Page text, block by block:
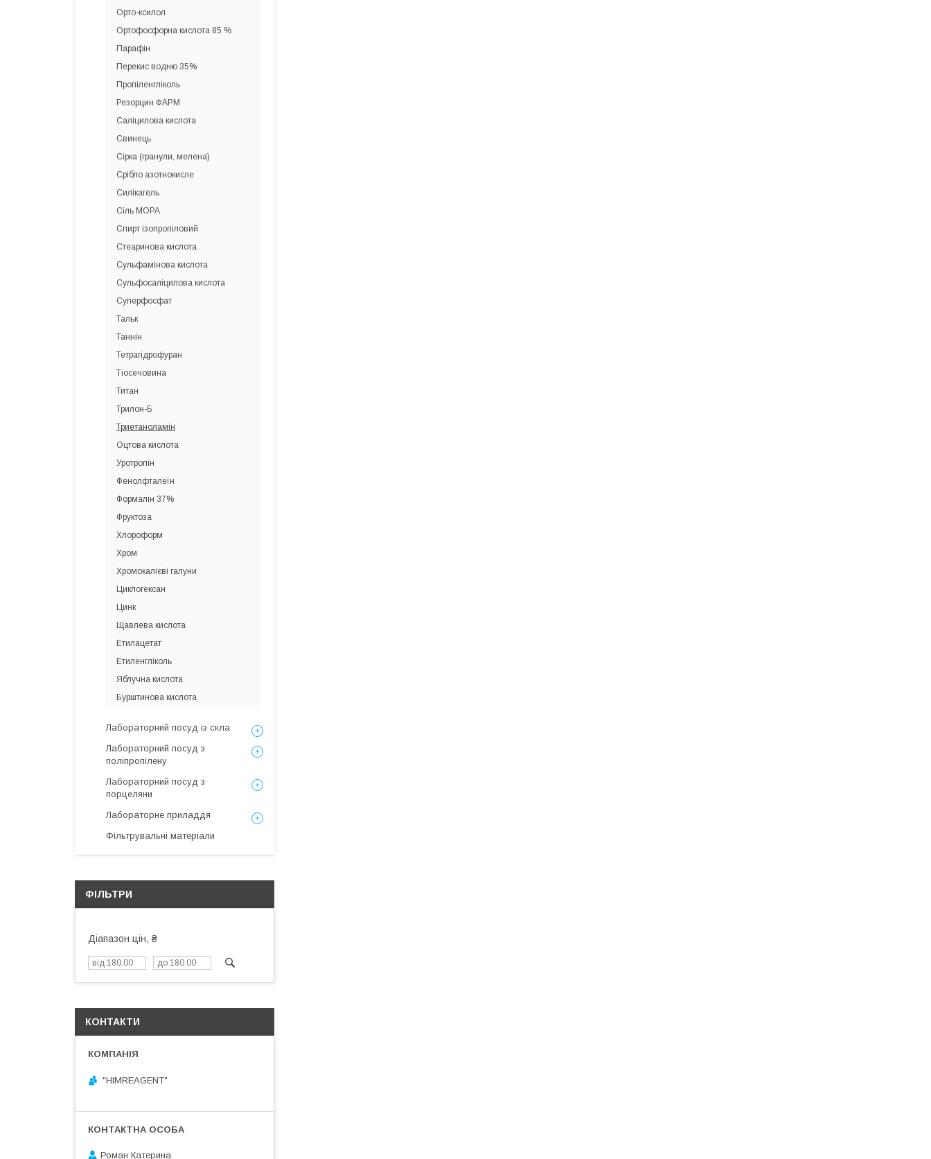
Орто-ксилол
Ортофосфорна кислота 85 %
Парафін
Перекис водню 35%
Пропіленгліколь
Резорцин ФАРМ
Саліцилова кислота
Свинець
Сірка (гранули, мелена)
Срібло азотнокисле
Силікагель
Сіль МОРА
Спирт ізопропіловий
Стеаринова кислота
Сульфамінова кислота
Сульфосаліцилова кислота
Суперфосфат
Тальк
Таннін
Тетрагідрофуран
Тіосечовина
Титан
Трилон-Б
Триетаноламін
Оцтова кислота
Уротропін
Фенолфталеїн
Формалін 37%
Фруктоза
Хлороформ
Хром
Хромокалієві галуни
Циклогексан
Цинк
Щавлева кислота
Етилацетат
Етиленгліколь
Яблучна кислота
Бурштинова кислота
Лабораторний посуд із скла
Лабораторний посуд з
поліпропілену
Лабораторний посуд з
порцеляни
Лабораторне приладдя
Фільтрувальні матеріали
ФІЛЬТРИ
Діапазон цін, ₴
КОНТАКТИ
"HIMREAGENT"
Роман Катерина